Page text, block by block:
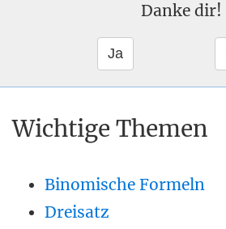
Danke dir!
Wichtige Themen
Binomische Formeln
Dreisatz